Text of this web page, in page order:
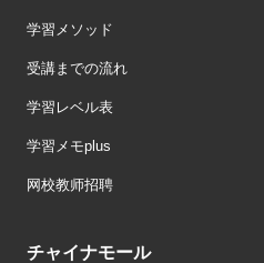
学習メソッド
受講までの流れ
学習レベル表
学習メモplus
网校教师招聘
チャイナモール